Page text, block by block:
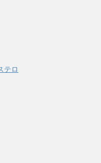
テロ